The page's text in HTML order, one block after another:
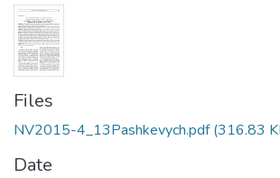
Files
NV2015-4_13Pashkevych.pdf(316.83
Date